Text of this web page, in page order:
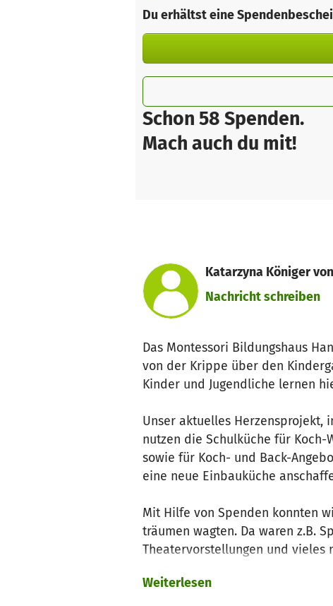
Schon 58 Spenden.
Mach auch du mit!
Du erhältst eine
Katarzyna Königer
Nachricht schreiben
Das Montessori Bildungshaus
von der Krippe über den
Kinder und Jugendliche lernen
Unser aktuelles Herzensprojekt,
nutzen die Schulküche für
sowie für Koch- und Back-
eine neue Einbauküche
Mit Hilfe von Spenden konnten
träumen wagten. Da waren z.B.
Theatervorstellungen und vieles
Das Montessori Bildungshaus
Weiterlesen